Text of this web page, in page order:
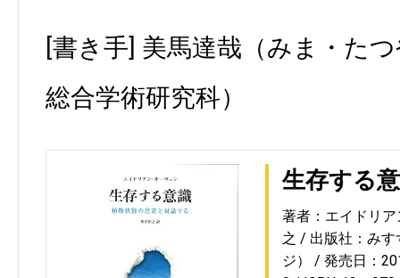
[書き手] 美馬達哉（みま・た
総合学術研究科）
生存する
著者：エイドリ
之
出版社：みす
ジ）
発売日：